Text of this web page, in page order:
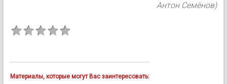
Антон Семёнов)
Материалы, которые могут Вас заинтересовать: